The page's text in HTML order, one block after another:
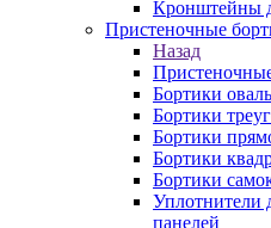
Кронштейны
Пристеночные
Назад
Бортики
Бортики
Бортики
Бортики
Бортики
Уплотнители
панелей